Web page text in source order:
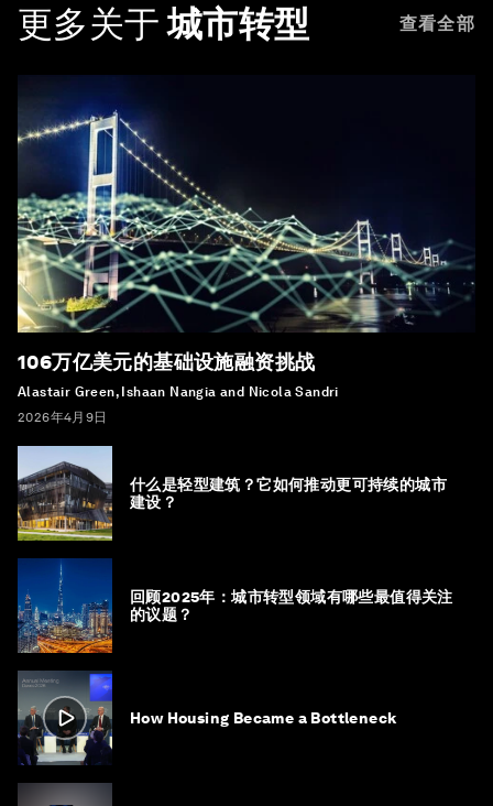
更多关于 城市转型 查看全部
106万亿美元的基础设施融资挑战
Alastair Green, Ishaan Nangia and Nicola Sandri
2026年4月9日
什么是轻型建筑？它如何推动更可持续的城市
建设？
回顾2025年：城市转型领域有哪些最值得关注
的议题？
How Housing Became a Bottleneck